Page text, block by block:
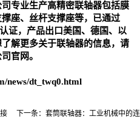
专业生产高精密联轴器包括膜
座、丝杆支撑座等，已通过
证，产品出口美国、德国、以
解更多关于联轴器的信息，请
官网。
news/dt_twq0.html
下一条： 套筒联轴器：工业机械中的连